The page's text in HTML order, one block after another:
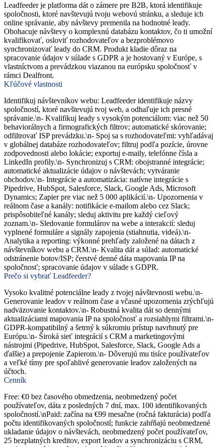
Leadfeeder je platforma dát o zámere pre B2B, ktorá identifikuje
spoločnosti, ktoré navštevujú tvoju webovú stránku, a sleduje ich
online správanie, aby návštevy premenila na hodnotné leady.
Obohacuje návštevy o komplexnú databázu kontaktov, čo ti umožní
kvalifikovať, osloviť rozhodovateľov a bezproblémovo
synchronizovať leady do CRM. Produkt kladie dôraz na
spracovanie údajov v súlade s GDPR a je hostovaný v Európe, s
vlastníctvom a prevádzkou viazanou na európsku spoločnosť v
rámci Dealfront.
Kľúčové vlastnosti
Identifikuj návštevníkov webu: Leadfeeder identifikuje názvy
spoločností, ktoré navštevujú tvoj web, a odhaľuje ich presné
správanie.\n- Kvalifikuj leady s vysokým potenciálom: viac než 50
behaviorálnych a firmografických filtrov; automatické skórovanie;
odfiltrovať ISP prevádzku.\n- Spoj sa s rozhodovateľmi: vyhľadávaj
v globálnej databáze rozhodovateľov; filtruj podľa pozície, úrovne
zodpovednosti alebo lokácie; exportuj e-maily, telefónne čísla a
LinkedIn profily.\n- Synchronizuj s CRM: obojstranné integrácie;
automatické aktualizácie údajov o návštevách; vytváranie
obchodov.\n- Integrácie a automatizácia: natívne integrácie s
Pipedrive, HubSpot, Salesforce, Slack, Google Ads, Microsoft
Dynamics; Zapier pre viac než 5 000 aplikácií.\n- Upozornenia v
reálnom čase a kanály: notifikácie e-mailom alebo cez Slack;
prispôsobiteľné kanály; sleduj aktivitu pre každý cieľový
zoznam.\n- Sledovanie formulárov na webe a interakcií: sleduj
vyplnené formuláre a signály zapojenia (stiahnutia, videá).\n-
Analytika a reporting: výkonné prehľady založené na dátach z
návštevníkov webu a CRM.\n- Kvalita dát a súlad: automatické
odstránenie botov/ISP; čerstvé denné dáta mapovania IP na
spoločnosť; spracovanie údajov v súlade s GDPR.
Prečo si vybrať Leadfeeder?
Vysoko kvalitné potenciálne leady z tvojej návštevnosti webu.\n-
Generovanie leadov v reálnom čase a včasné upozornenia zrýchľujú
nadväzovanie kontaktov.\n- Robustná kvalita dát so dennými
aktualizáciami mapovania IP na spoločnosť a rozsiahlymi filtrami.\n-
GDPR-kompatibilný a šetrný k súkromiu prístup navrhnutý pre
Európu.\n- Široká sieť integrácií s CRM a marketingovými
nástrojmi (Pipedrive, HubSpot, Salesforce, Slack, Google Ads a
ďalšie) a prepojenie Zapierom.\n- Dôverujú mu tisíce používateľov
a veľké tímy pre spoľahlivé generovanie leadov založených na
účtoch.
Cenník
Free: €0 bez časového obmedzenia, neobmedzený počet
používateľov, dáta z posledných 7 dní, max. 100 identifikovaných
spoločností.\nPaid: začína na €99 mesačne (ročná fakturácia) podľa
počtu identifikovaných spoločností; funkcie zahŕňajú neobmedzené
ukladanie údajov o návštevách, neobmedzený počet používateľov,
25 bezplatných kreditov, export leadov a synchronizáciu s CRM,